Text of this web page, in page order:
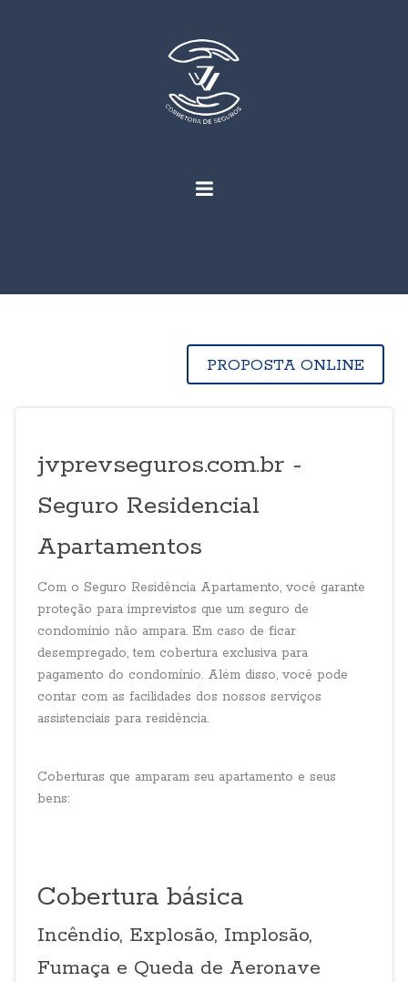
PROPOSTA ONLINE
jvprevseguros.com.br -
Seguro Residencial
Apartamentos
Com o Seguro Residência Apartamento, você garante
proteção para imprevistos que um seguro de
condomínio não ampara. Em caso de ficar
desempregado, tem cobertura exclusiva para
pagamento do condomínio. Além disso, você pode
contar com as facilidades dos nossos serviços
assistenciais para residência.
Coberturas que amparam seu apartamento e seus
bens:
Cobertura básica
Incêndio, Explosão, Implosão,
Fumaça e Queda de Aeronave